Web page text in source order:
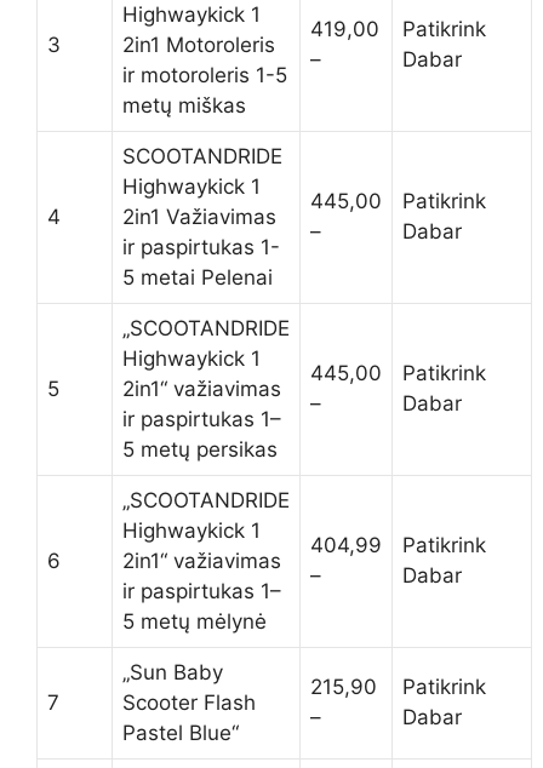
3
Highwaykick 1
2in1 Motoroleris
ir motoroleris 1-5
metų miškas
419,00
–
Patikrink
Dabar
4
SCOOTANDRIDE
Highwaykick 1
2in1 Važiavimas
ir paspirtukas 1-
5 metai Pelenai
445,00
–
Patikrink
Dabar
5
„SCOOTANDRIDE
Highwaykick 1
2in1“ važiavimas
ir paspirtukas 1–
5 metų persikas
445,00
–
Patikrink
Dabar
6
„SCOOTANDRIDE
Highwaykick 1
2in1“ važiavimas
ir paspirtukas 1–
5 metų mėlynė
404,99
–
Patikrink
Dabar
7
„Sun Baby
Scooter Flash
Pastel Blue“
215,90
–
Patikrink
Dabar